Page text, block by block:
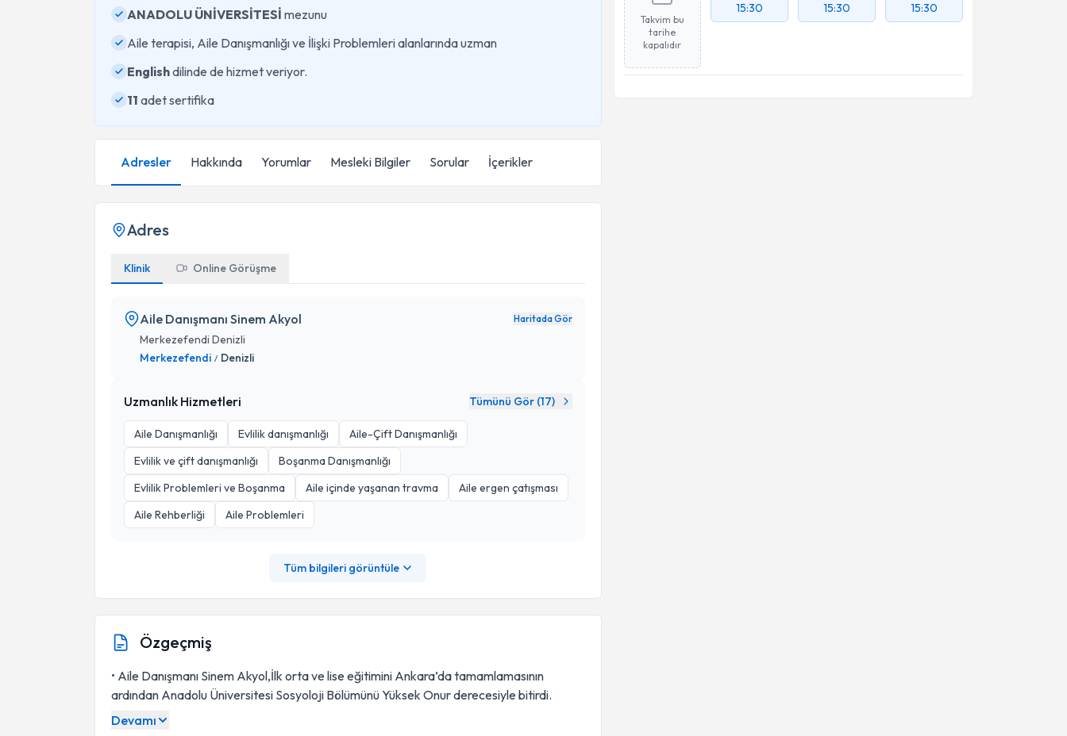
ANADOLU ÜNİVERSİTESİ mezunu
Aile terapisi, Aile Danışmanlığı ve İlişki Problemleri alanlarında uzman
Englishdilinde de hizmet veriyor.
11 adet sertifika
Adresler Hakkında Yorumlar Mesleki Bilgiler Sorular İçerikler
Adres
Klinik Online Görüşme
Aile Danışmanı Sinem Akyol Haritada Gör
Merkezefendi Denizli
Merkezefendi / Denizli
Uzmanlık Hizmetleri Tümünü Gör (17)
Aile Danışmanlığı Evlilik danışmanlığı
Aile-Çift Danışmanlığı
Evlilik ve çift danışmanlığı
Boşanma Danışmanlığı
Evlilik Problemleri ve Boşanma
Aile içinde yaşanan travma
Aile ergen çatışması
Aile Rehberliği
Aile Problemleri
Tüm bilgileri görüntüle
Özgeçmiş
• Aile Danışmanı Sinem Akyol,İlk orta ve lise eğitimini Ankara’da tamamlamasının
ardından Anadolu Üniversitesi Sosyoloji Bölümünü Yüksek Onur derecesiyle bitirdi.
Devamı
Takvim bu
tarihe
kapalıdır
15:30
15:30
15:30